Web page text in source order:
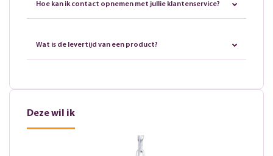
Hoe kan ik contact opnemen met jullie klantenservice?
Wat is de levertijd van een product?
Deze wil ik